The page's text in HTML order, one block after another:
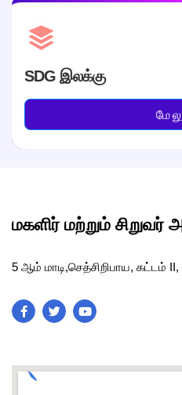
SDG இலக்கு
மகளிர் மற்றும்
5 ஆம் மாடி,செத்சிறிபாய, கட்டம்